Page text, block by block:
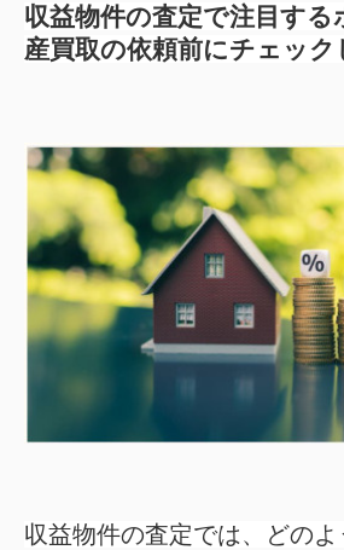
収益物件の査定で注目す
産買取の依頼前にチェック
収益物件の査定では、どの